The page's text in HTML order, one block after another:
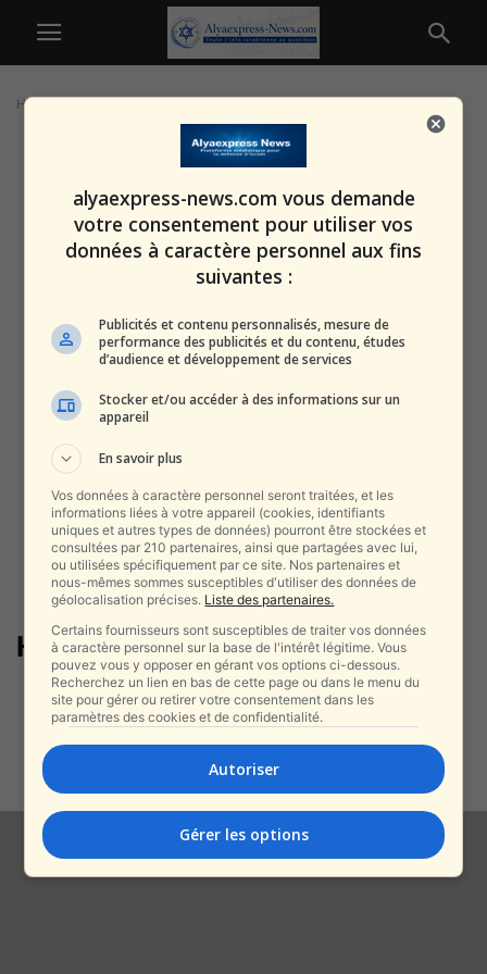
Home
HispanTV
L’Iran menace les Juifs
européens et diffuse de la
désinformation à...
alxprss_sab - 6 août 2025
alyaexpress-news.com vous demande
votre consentement pour utiliser vos
données à caractère personnel aux fins
suivantes :
Publicités et contenu personnalisés, mesure de
performance des publicités et du contenu, études
d’audience et développement de services
Stocker et/ou accéder à des informations sur un
appareil
En savoir plus
Vos données à caractère personnel seront traitées, et les
informations liées à votre appareil (cookies, identifiants
uniques et autres types de données) pourront être stockées et
consultées par 210 partenaires, ainsi que partagées avec lui,
ou utilisées spécifiquement par ce site. Nos partenaires et
nous-mêmes sommes susceptibles d'utiliser des données de
géolocalisation précises. Liste des partenaires.
Certains fournisseurs sont susceptibles de traiter vos données
à caractère personnel sur la base de l'intérêt légitime. Vous
pouvez vous y opposer en gérant vos options ci-dessous.
Recherchez un lien en bas de cette page ou dans le menu du
site pour gérer ou retirer votre consentement dans les
paramètres des cookies et de confidentialité.
Autoriser
Gérer les options